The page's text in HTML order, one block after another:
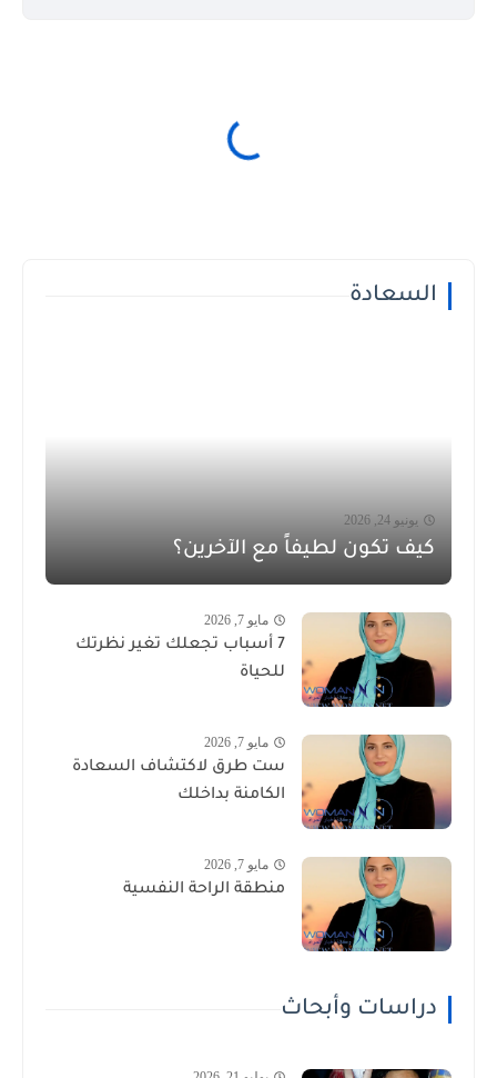
السعادة
يونيو 24, 2026
كيف تكون لطيفاً مع الآخرين؟
مايو 7, 2026
7 أسباب تجعلك تغير نظرتك
للحياة
مايو 7, 2026
ست طرق لاكتشاف السعادة
الكامنة بداخلك
مايو 7, 2026
منطقة الراحة النفسية
دراسات وأبحاث